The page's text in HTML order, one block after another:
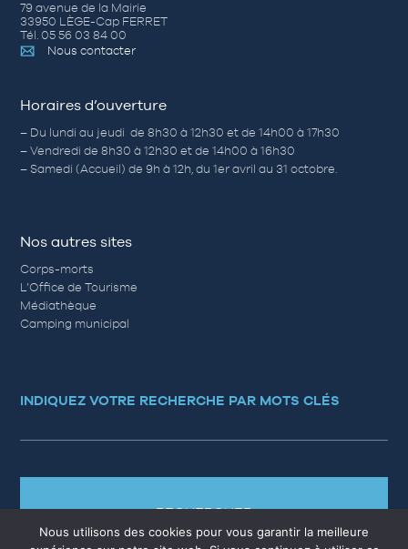
79 avenue de la Mairie
33950 LÈGE-Cap FERRET
Tél. 05 56 03 84 00
Nous contacter
Horaires d’ouverture
– Du lundi au jeudi de 8h30 à 12h30 et de 14h00 à 17h30
– Vendredi de 8h30 à 12h30 et de 14h00 à 16h30
– Samedi (Accueil) de 9h à 12h, du 1er avril au 31 octobre.
Nos autres sites
Corps-morts
L’Office de Tourisme
Médiathèque
Camping municipal
INDIQUEZ VOTRE RECHERCHE PAR MOTS CLÉS
RECHERCHER
Nous utilisons des cookies pour vous garantir la meilleure